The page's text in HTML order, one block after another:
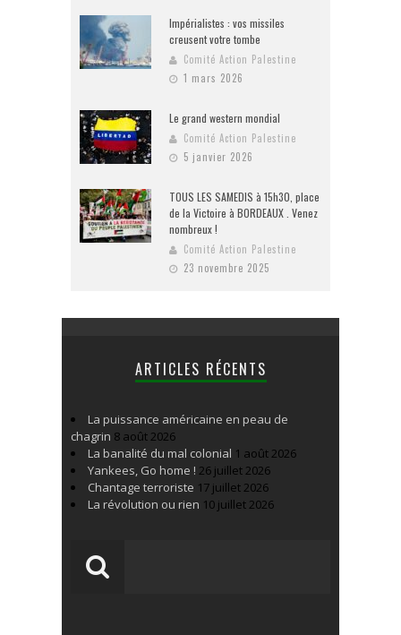
Impérialistes : vos missiles
creusent votre tombe
Comité Action Palestine
1 mars 2026
Le grand western mondial
Comité Action Palestine
5 janvier 2026
TOUS LES SAMEDIS à 15h30, place
de la Victoire à BORDEAUX . Venez
nombreux !
Comité Action Palestine
23 novembre 2025
ARTICLES RÉCENTS
La puissance américaine en peau de
chagrin 8 août 2026
La banalité du mal colonial 1 août 2026
Yankees, Go home ! 26 juillet 2026
Chantage terroriste 17 juillet 2026
La révolution ou rien 10 juillet 2026